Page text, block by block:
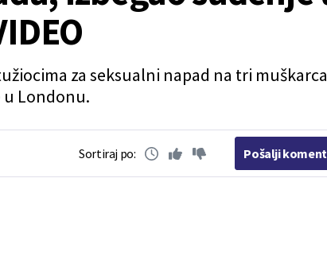
za seksualni napad na tri
u Londonu.
Sortiraj po: Pošalji